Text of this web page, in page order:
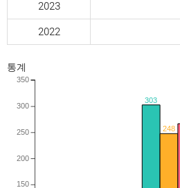
2023
2022
통계
303
248
150
200
250
300
350